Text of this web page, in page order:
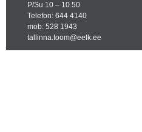
P/Su 10 – 10.50
Telefon: 644 4140
mob: 528 1943
tallinna.toom@eelk.ee